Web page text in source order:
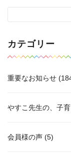
カテゴリー
重要なお知らせ
やすこ先生の、子
会員様の声 (5)